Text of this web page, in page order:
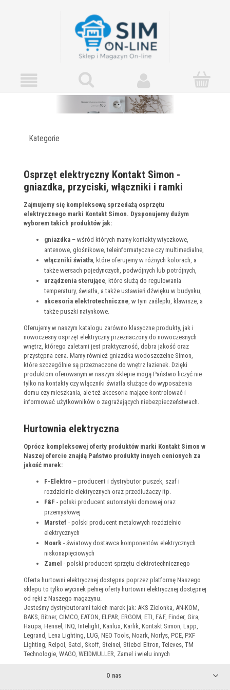
Kategorie
Osprzęt elektryczny Kontakt Simon -
gniazdka, przyciski, włączniki i ramki
Zajmujemy się kompleksową sprzedażą osprzętu
elektrycznego marki Kontakt Simon. Dysponujemy dużym
wyborem takich produktów jak:
gniazdka – wśród których mamy kontakty wtyczkowe,
antenowe, głośnikowe, teleinformatyczne czy multimedialne,
włączniki światła , które oferujemy w różnych kolorach, a
także wersach pojedynczych, podwójnych lub potrójnych,
urządzenia sterujące , które służą do regulowania
temperatury, światła, a także ustawień dźwięku w budynku,
akcesoria elektrotechniczne , w tym zaślepki, klawisze, a
także puszki natynkowe.
Oferujemy w naszym katalogu zarówno klasyczne produkty, jak i
nowoczesny osprzęt elektryczny przeznaczony do nowoczesnych
wnętrz, którego zaletami jest praktyczność, dobra jakość oraz
przystępna cena. Mamy również gniazdka wodoszczelne Simon,
które szczególnie są przeznaczone do wnętrz łazienek. Dzięki
produktom oferowanym w naszym sklepie mogą Państwo liczyć nie
tylko na kontakty czy włączniki światła służące do wyposażenia
domu czy mieszkania, ale też akcesoria mające kontrolować i
informować użytkowników o zagrażających niebezpieczeństwach.
Hurtownia elektryczna
Oprócz kompleksowej oferty produktów marki Kontakt Simon w
Naszej ofercie znajdą Państwo produkty innych cenionych za
jakość marek:
F-Elektro – producent i dystrybutor puszek, szaf i
rozdzielnic elektrycznych oraz przedłużaczy itp.
F&F - polski producent automatyki domowej oraz
przemysłowej
Marstef - polski producent metalowych rozdzielnic
elektrycznych
Noark - światowy dostawca komponentów elektrycznych
niskonapięciowych
Zamel - polski producent sprzętu elektrotechnicznego
Oferta hurtowni elektrycznej dostępna poprzez platformę Naszego
sklepu to tylko wycinek pełnej oferty hurtowni elektrycznej dostępnej
od ręki z Naszego magazynu.
Jesteśmy dystrybutorami takich marek jak: AKS Zielonka, AN-KOM,
BAKS, Bitner, CIMCO, EATON, ELPAR, ERGOM, ETI, F&F, Finder, Gira,
Haupa, Hensel, INQ, Intelight, Kanlux, Karlik, Kontakt Simon, Lapp,
Legrand, Lena Lighting, LUG, NEO Tools, Noark, Norlys, PCE, PXF
Lighting, Relpol, Satel, Skoff, Steinel, Stiebel Eltron, Televes, TM
Technologie, WAGO, WEIDMULLER, Zamel i wielu innych
O nas